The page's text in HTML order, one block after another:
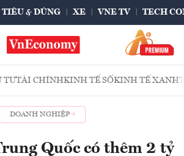
TIÊU & DÙNG XE VNE TV TECH
TƯTÀI CHÍNHKINH TẾ SỐKINH TẾ XANH
DOANH NGHIỆP
Quốc có thêm 2 tỷ